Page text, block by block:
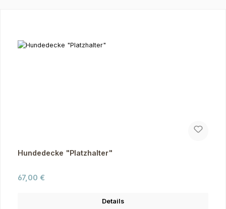
Hundedecke "Platzhalter"
Regulärer Preis:
67,00 €
Details